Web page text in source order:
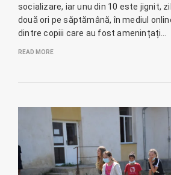
socializare, iar unu din 10 este jignit,
două ori pe săptămână, în mediul
dintre copiii care au fost amenințați…
READ MORE